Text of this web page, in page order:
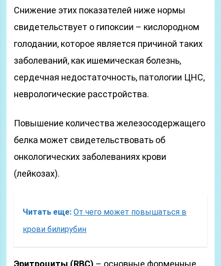
Снижение этих показателей ниже нормы
свидетельствует о гипоксии – кислородном
голодании, которое является причиной таких
заболеваний, как ишемическая болезнь,
сердечная недостаточность, патологии ЦНС,
неврологические расстройства.
Повышение количества железосодержащего
белка может свидетельствовать об
онкологических заболеваниях крови
(лейкозах).
Читать еще: От чего может повышаться в
крови билирубин
Эритроциты (RBC) – основные форменные